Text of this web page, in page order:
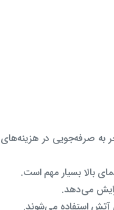
به صرفه‌جویی در هزینه‌های
بالا بسیار مهم است.
می‌دهد.
آتش استفاده می‌شوند.